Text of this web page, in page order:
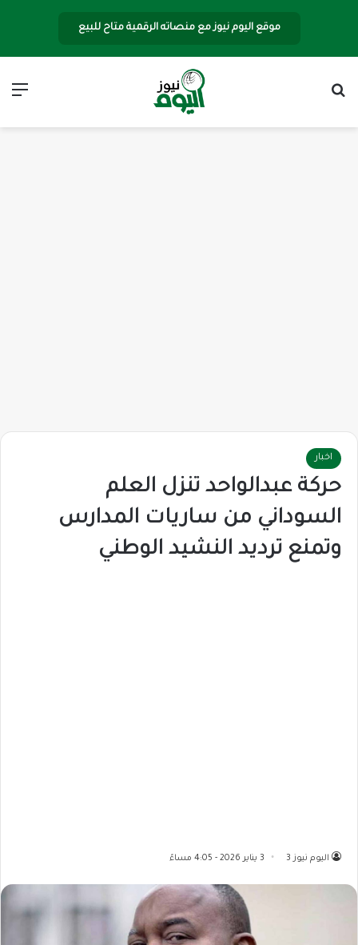
موقع اليوم نيوز مع منصاته الرقمية متاح للبيع
اخبار
حركة عبدالواحد تنزل العلم
السوداني من ساريات المدارس
وتمنع ترديد النشيد الوطني
اليوم نيوز 3 3 يناير 2026 - 4:05 مساءً